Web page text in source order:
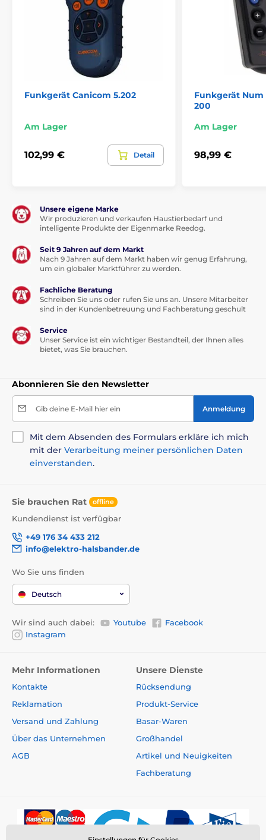
Funkgerät Canicom 5.202
Am Lager
102,99 € Detail
Funkgerät Num
200
Am Lager
98,99 €
Unsere eigene Marke
Wir produzieren und verkaufen Haustierbedarf und
intelligente Produkte der Eigenmarke Reedog.
Seit 9 Jahren auf dem Markt
Nach 9 Jahren auf dem Markt haben wir genug Erfahrung,
um ein globaler Marktführer zu werden.
Fachliche Beratung
Schreiben Sie uns oder rufen Sie uns an. Unsere Mitarbeiter
sind in der Kundenbetreuung und Fachberatung geschult
Service
Unser Service ist ein wichtiger Bestandteil, der Ihnen alles
bietet, was Sie brauchen.
Abonnieren Sie den Newsletter
Gib deine E-Mail hier ein Anmeldung
Mit dem Absenden des Formulars erkläre ich mich
mit der Verarbeitung meiner persönlichen Daten
einverstanden.
Sie brauchen Rat offline
Kundendienst ist verfügbar
+49 176 34 433 212
info@elektro-halsbander.de
Wo Sie uns finden
Deutsch
Wir sind auch dabei: Youtube
Facebook
Instagram
Mehr Informationen
Kontakte
Reklamation
Versand und Zahlung
Über das Unternehmen
AGB
Unsere Dienste
Rücksendung
Produkt-Service
Basar-Waren
Großhandel
Artikel und Neuigkeiten
Fachberatung